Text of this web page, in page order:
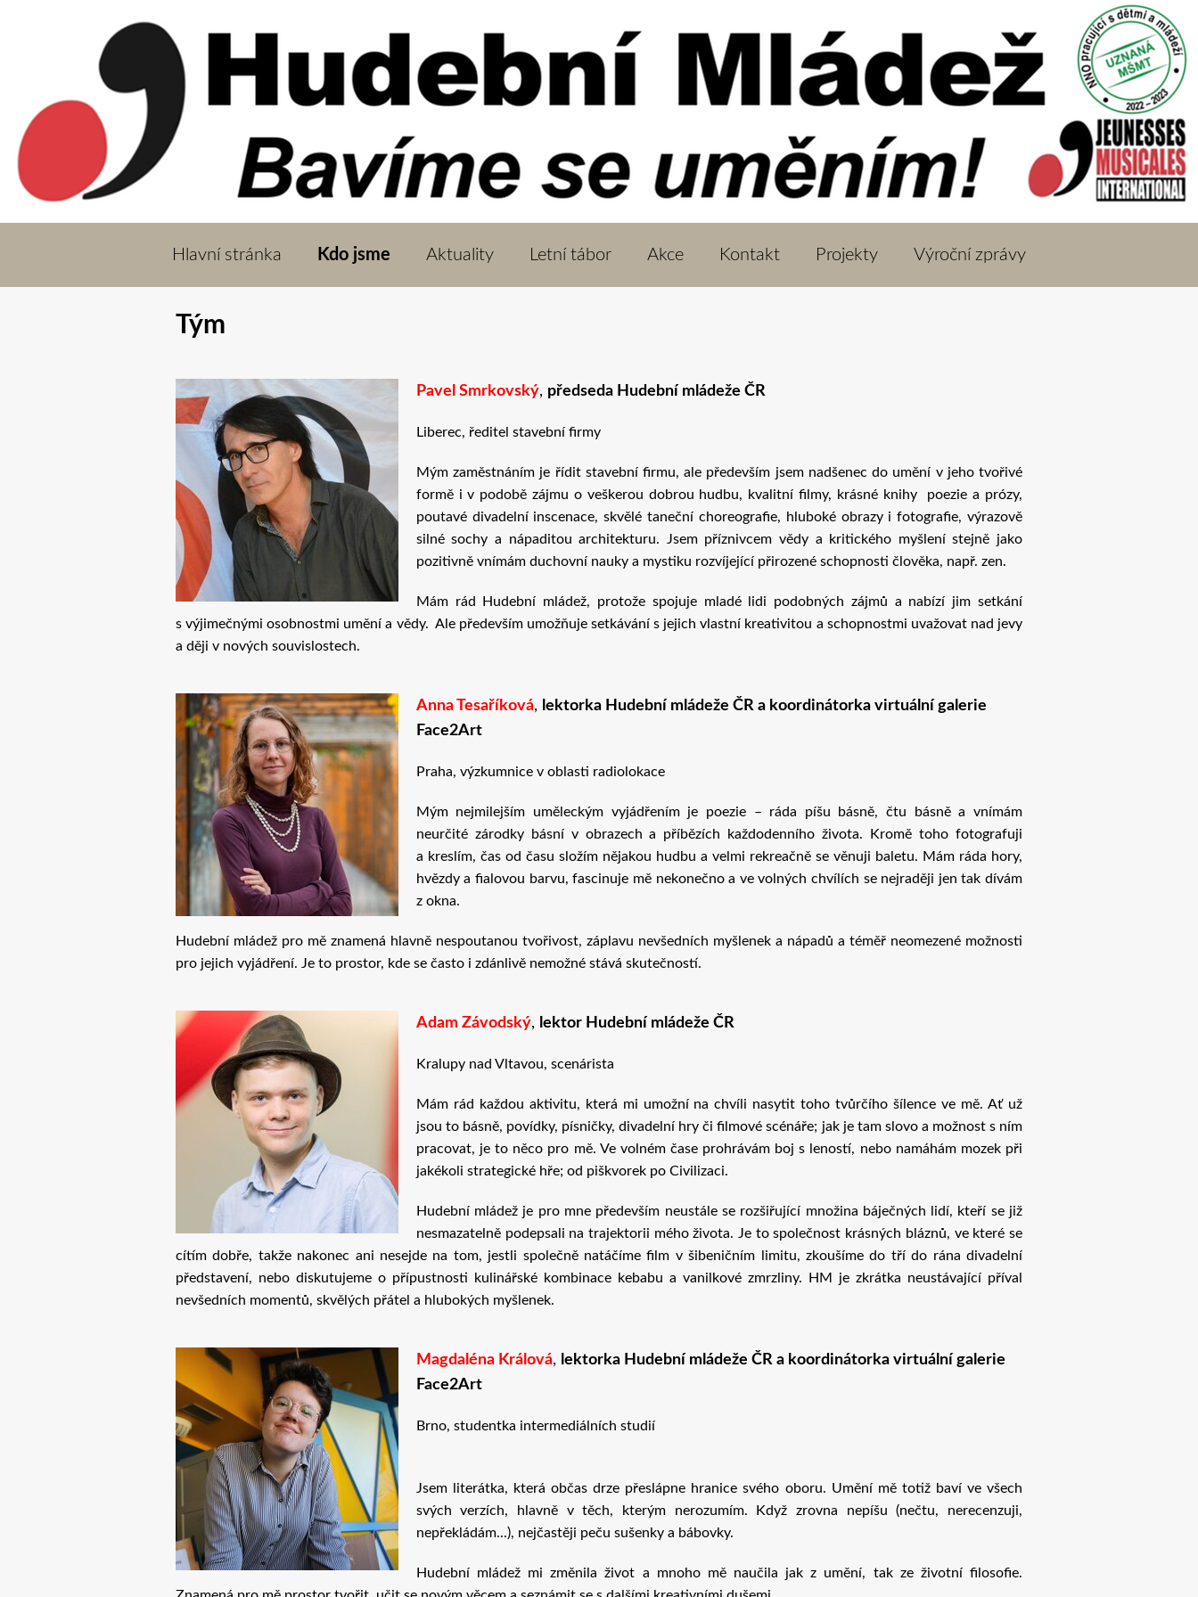
Hlavní stránka Kdo jsme Aktuality Letní tábor Akce Kontakt Projekty Výroční zprávy
Tým
Pavel Smrkovský, předseda Hudební mládeže ČR
Liberec, ředitel stavební firmy
Mým zaměstnáním je řídit stavební firmu, ale především jsem nadšenec do umění v jeho tvořivé
formě i v podobě zájmu o veškerou dobrou hudbu, kvalitní filmy, krásné knihy poezie a prózy,
poutavé divadelní inscenace, skvělé taneční choreografie, hluboké obrazy i fotografie, výrazově
silné sochy a nápaditou architekturu. Jsem příznivcem vědy a kritického myšlení stejně jako
pozitivně vnímám duchovní nauky a mystiku rozvíjející přirozené schopnosti člověka, např. zen.
Mám rád Hudební mládež, protože spojuje mladé lidi podobných zájmů a nabízí jim setkání
s výjimečnými osobnostmi umění a vědy. Ale především umožňuje setkávání s jejich vlastní kreativitou a schopnostmi uvažovat nad jevy
a ději v nových souvislostech.
Anna Tesaříková, lektorka Hudební mládeže ČR a koordinátorka virtuální galerie
Face2Art
Praha, výzkumnice v oblasti radiolokace
Mým nejmilejším uměleckým vyjádřením je poezie – ráda píšu básně, čtu básně a vnímám
neurčité zárodky básní v obrazech a příbězích každodenního života. Kromě toho fotografuji
a kreslím, čas od času složím nějakou hudbu a velmi rekreačně se věnuji baletu. Mám ráda hory,
hvězdy a fialovou barvu, fascinuje mě nekonečno a ve volných chvílích se nejraději jen tak dívám
z okna.
Hudební mládež pro mě znamená hlavně nespoutanou tvořivost, záplavu nevšedních myšlenek a nápadů a téměř neomezené možnosti
pro jejich vyjádření. Je to prostor, kde se často i zdánlivě nemožné stává skutečností.
Adam Závodský, lektor Hudební mládeže ČR
Kralupy nad Vltavou, scenárista
Mám rád každou aktivitu, která mi umožní na chvíli nasytit toho tvůrčího šílence ve mě. Ať už
jsou to básně, povídky, písničky, divadelní hry či filmové scénáře; jak je tam slovo a možnost s ním
pracovat, je to něco pro mě. Ve volném čase prohrávám boj s leností, nebo namáhám mozek při
jakékoli strategické hře; od piškvorek po Civilizaci.
Hudební mládež je pro mne především neustále se rozšiřující množina báječných lidí, kteří se již
nesmazatelně podepsali na trajektorii mého života. Je to společnost krásných bláznů, ve které se
cítím dobře, takže nakonec ani nesejde na tom, jestli společně natáčíme film v šibeničním limitu, zkoušíme do tří do rána divadelní
představení, nebo diskutujeme o přípustnosti kulinářské kombinace kebabu a vanilkové zmrzliny. HM je zkrátka neustávající příval
nevšedních momentů, skvělých přátel a hlubokých myšlenek.
Magdaléna Králová, lektorka Hudební mládeže ČR a koordinátorka virtuální galerie
Face2Art
Brno, studentka intermediálních studií
Jsem literátka, která občas drze přeslápne hranice svého oboru. Umění mě totiž baví ve všech
svých verzích, hlavně v těch, kterým nerozumím. Když zrovna nepíšu (nečtu, nerecenzuji,
nepřekládám...), nejčastěji peču sušenky a bábovky.
Hudební mládež mi změnila život a mnoho mě naučila jak z umění, tak ze životní filosofie.